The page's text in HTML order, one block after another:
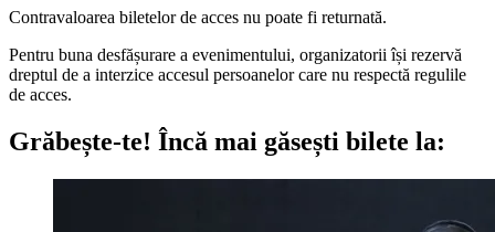
Contravaloarea biletelor de acces nu poate fi returnată.
Pentru buna desfășurare a evenimentului, organizatorii își rezervă
dreptul de a interzice accesul persoanelor care nu respectă regulile
de acces.
Grăbește-te! Încă mai găsești bilete la: